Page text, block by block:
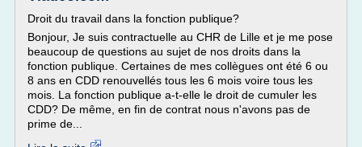
Droit du travail dans la fonction publique?
Bonjour, Je suis contractuelle au CHR de Lille et je me pose
beaucoup de questions au sujet de nos droits dans la
fonction publique. Certaines de mes collègues ont été 6 ou
8 ans en CDD renouvellés tous les 6 mois voire tous les
mois. La fonction publique a-t-elle le droit de cumuler les
CDD? De même, en fin de contrat nous n'avons pas de
prime de...